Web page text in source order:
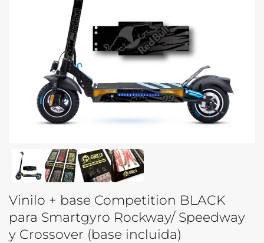
Vinilo + base Competition BLACK
para Smartgyro Rockway/ Speedway
y Crossover (base incluida)